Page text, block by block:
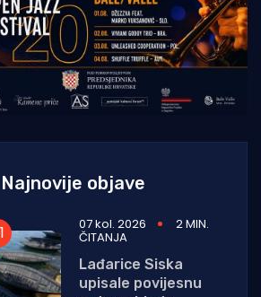
Najnovije objave
07 kol. 2026 2 MIN.
ČITANJA
Lađarice Siska
upisale povijesnu